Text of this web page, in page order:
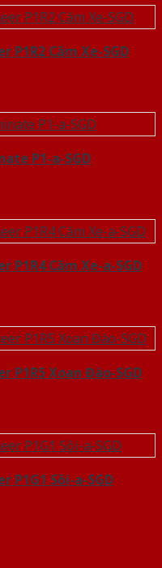
P1R2 Căm Xe-SGD
P1-a-SGD
P1R4 Căm Xe-a-SGD
P1R5 Xoan Đào-SGD
P1G1 Sồi-a-SGD